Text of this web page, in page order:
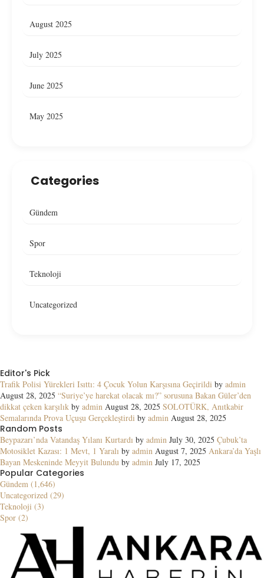
August 2025
July 2025
June 2025
May 2025
Categories
Gündem
Spor
Teknoloji
Uncategorized
Editor's Pick
Trafik Polisi Yürekleri Isıttı: 4 Çocuk Yolun Karşısına Geçirildi by admin
August 28, 2025 “Suriye’ye harekat olacak mı?” sorusuna Bakan Güler’den
dikkat çeken karşılık by admin August 28, 2025 SOLOTÜRK, Anıtkabir
Semalarında Prova Uçuşu Gerçekleştirdi by admin August 28, 2025
Random Posts
Beypazarı’nda Vatandaş Yılanı Kurtardı by admin July 30, 2025 Çubuk’ta
Motosiklet Kazası: 1 Mevt, 1 Yaralı by admin August 7, 2025 Ankara’da Yaşlı
Bayan Meskeninde Meyyit Bulundu by admin July 17, 2025
Popular Categories
Gündem (1,646)
Uncategorized (29)
Teknoloji (3)
Spor (2)